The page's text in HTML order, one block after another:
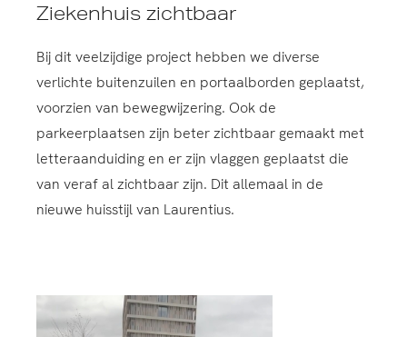
Ziekenhuis zichtbaar
Bij dit veelzijdige project hebben we diverse
verlichte buitenzuilen en portaalborden geplaatst,
voorzien van bewegwijzering. Ook de
parkeerplaatsen zijn beter zichtbaar gemaakt met
letteraanduiding en er zijn vlaggen geplaatst die
van veraf al zichtbaar zijn. Dit allemaal in de
nieuwe huisstijl van Laurentius.